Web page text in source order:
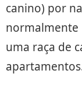
canino) por
normalmente
uma raça de